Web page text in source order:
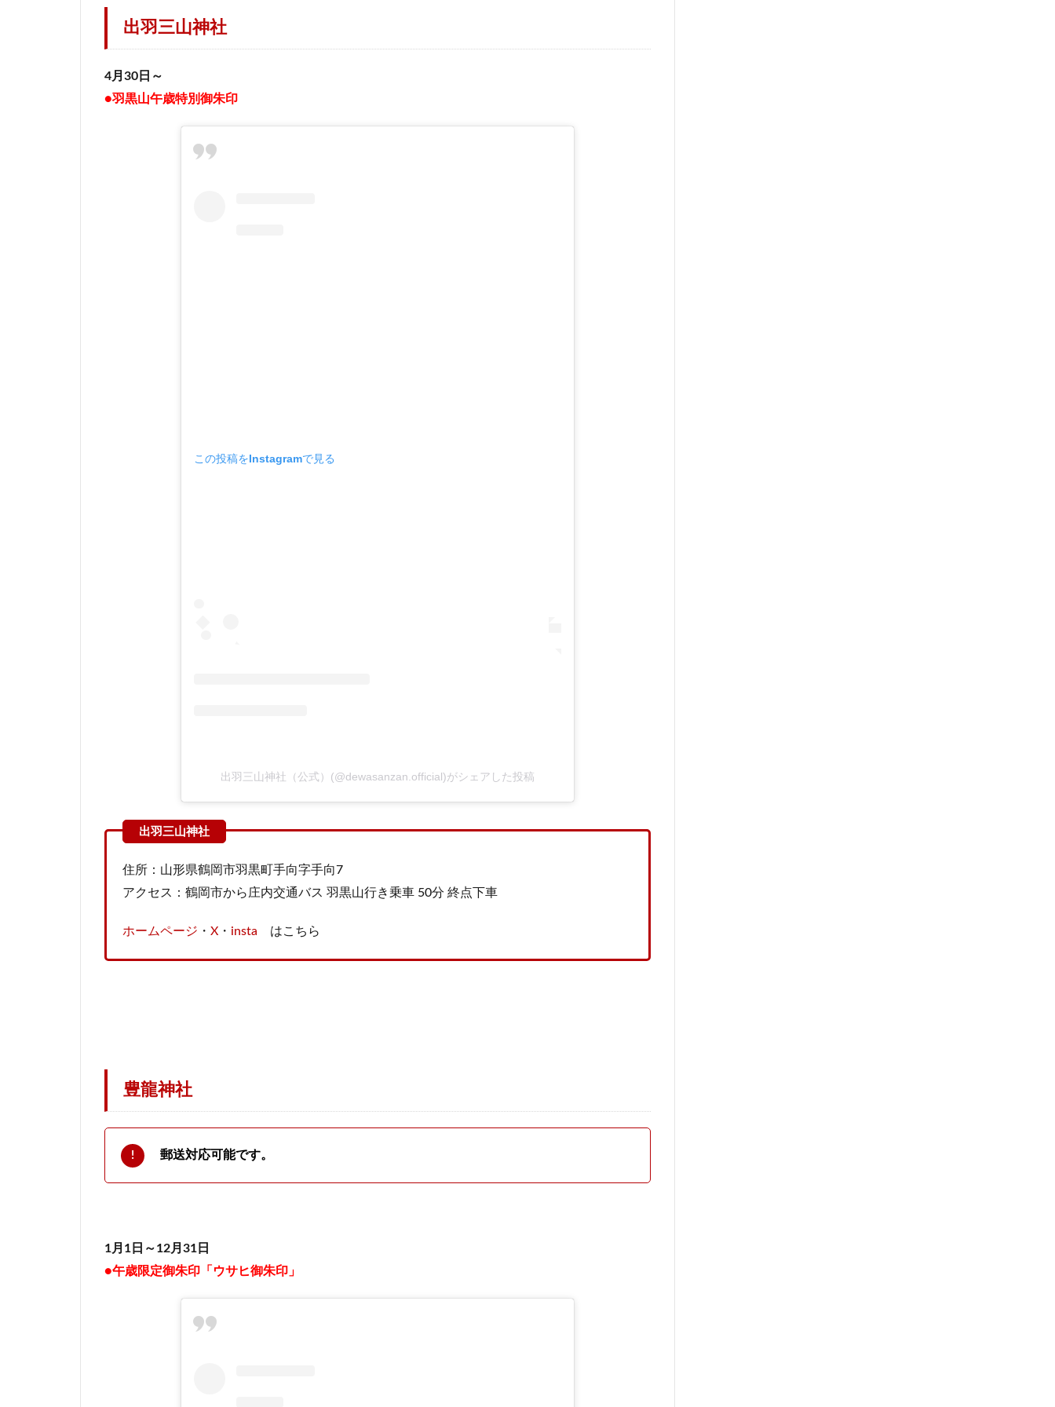
出羽三山神社
4月30日～
●羽黒山午歳特別御朱印
この投稿をInstagramで見る
出羽三山神社（公式）(@dewasanzan.official)がシェアした投稿
住所：山形県鶴岡市羽黒町手向字手向7
アクセス：鶴岡市から庄内交通バス 羽黒山行き乗車 50分 終点下車
ホームページ ・ X ・ insta はこちら
豊龍神社
郵送対応可能です。
1月1日～12月31日
●午歳限定御朱印「ウサヒ御朱印」